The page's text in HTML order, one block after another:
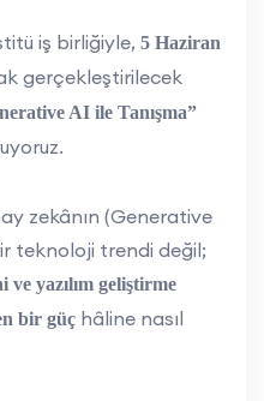
iş birliğiyle, 5 Haziran
gerçekleştirilecek
AI ile Tanışma”
zekânın (Generative
teknoloji trendi değil;
ve yazılım geliştirme
bir güç hâline nasıl